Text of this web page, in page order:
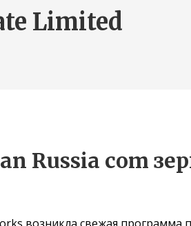
Limited
Russia com